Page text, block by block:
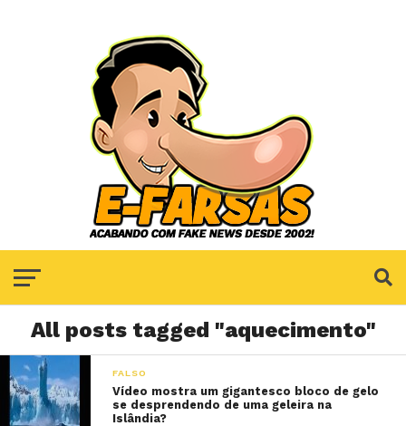
All posts tagged "aquecimento"
FALSO
Vídeo mostra um gigantesco bloco de gelo
se desprendendo de uma geleira na
Islândia?